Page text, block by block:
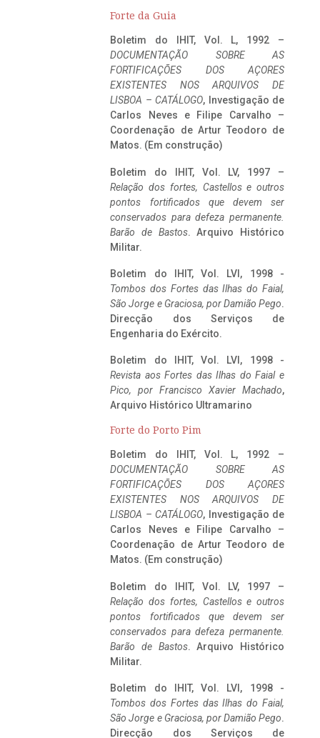
Forte da Guia
Boletim do IHIT, Vol. L, 1992 –
DOCUMENTAÇÃO SOBRE AS
FORTIFICAÇÕES DOS AÇORES
EXISTENTES NOS ARQUIVOS DE
LISBOA – CATÁLOGO, Investigação de
Carlos Neves e Filipe Carvalho –
Coordenação de Artur Teodoro de
Matos. (Em construção)
Boletim do IHIT, Vol. LV, 1997 –
Relação dos fortes, Castellos e outros
pontos fortificados que devem ser
conservados para defeza permanente.
Barão de Bastos. Arquivo Histórico
Militar.
Boletim do IHIT, Vol. LVI, 1998 -
Tombos dos Fortes das Ilhas do Faial,
São Jorge e Graciosa, por Damião Pego.
Direcção dos Serviços de
Engenharia do Exército.
Boletim do IHIT, Vol. LVI, 1998 -
Revista aos Fortes das Ilhas do Faial e
Pico, por Francisco Xavier Machado,
Arquivo Histórico Ultramarino
Forte do Porto Pim
Boletim do IHIT, Vol. L, 1992 –
DOCUMENTAÇÃO SOBRE AS
FORTIFICAÇÕES DOS AÇORES
EXISTENTES NOS ARQUIVOS DE
LISBOA – CATÁLOGO, Investigação de
Carlos Neves e Filipe Carvalho –
Coordenação de Artur Teodoro de
Matos. (Em construção)
Boletim do IHIT, Vol. LV, 1997 –
Relação dos fortes, Castellos e outros
pontos fortificados que devem ser
conservados para defeza permanente.
Barão de Bastos. Arquivo Histórico
Militar.
Boletim do IHIT, Vol. LVI, 1998 -
Tombos dos Fortes das Ilhas do Faial,
São Jorge e Graciosa, por Damião Pego.
Direcção dos Serviços de